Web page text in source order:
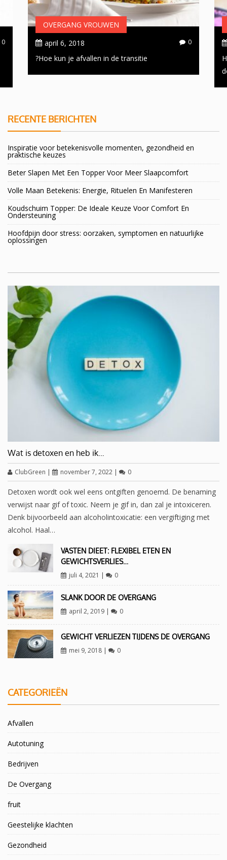
OVERGANG VROUWEN
april 6, 2018
0
Hoe kun je afvallen in de transitie?
0
RECENTE BERICHTEN
Inspiratie voor betekenisvolle momenten, gezondheid en
praktische keuzes
Beter Slapen Met Een Topper Voor Meer Slaapcomfort
Volle Maan Betekenis: Energie, Rituelen En Manifesteren
Koudschuim Topper: De Ideale Keuze Voor Comfort En
Ondersteuning
Hoofdpijn door stress: oorzaken, symptomen en natuurlijke
oplossingen
Wat is detoxen en heb ik…
ClubGreen | november 7, 2022 | 0
Detoxen wordt ook wel eens ontgiften genoemd. De benaming
verwijst naar gif of toxic. Neem je gif in, dan zal je intoxiceren.
Denk bijvoorbeeld aan alcoholintoxicatie: een vergiftiging met
alcohol. Haal…
VASTEN DIEET: FLEXIBEL ETEN EN
GEWICHTSVERLIES…
juli 4, 2021 | 0
SLANK DOOR DE OVERGANG
april 2, 2019| 0
GEWICHT VERLIEZEN TIJDENS DE OVERGANG
mei 9, 2018| 0
CATEGORIEËN
Afvallen
Autotuning
Bedrijven
De Overgang
fruit
Geestelijke klachten
Gezondheid